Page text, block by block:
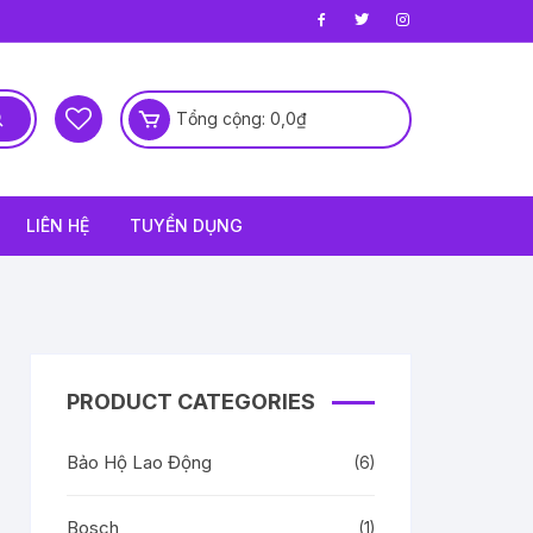
Tổng cộng: 0,0₫
LIÊN HỆ TUYỂN DỤNG
PRODUCT CATEGORIES
Bảo Hộ Lao Động (6)
Bosch (1)